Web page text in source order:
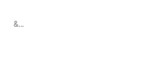
&...